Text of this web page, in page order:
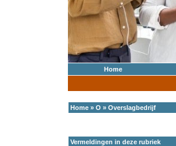
Home
Home » O » Overslagbedrijf
Vermeldingen in deze rubriek